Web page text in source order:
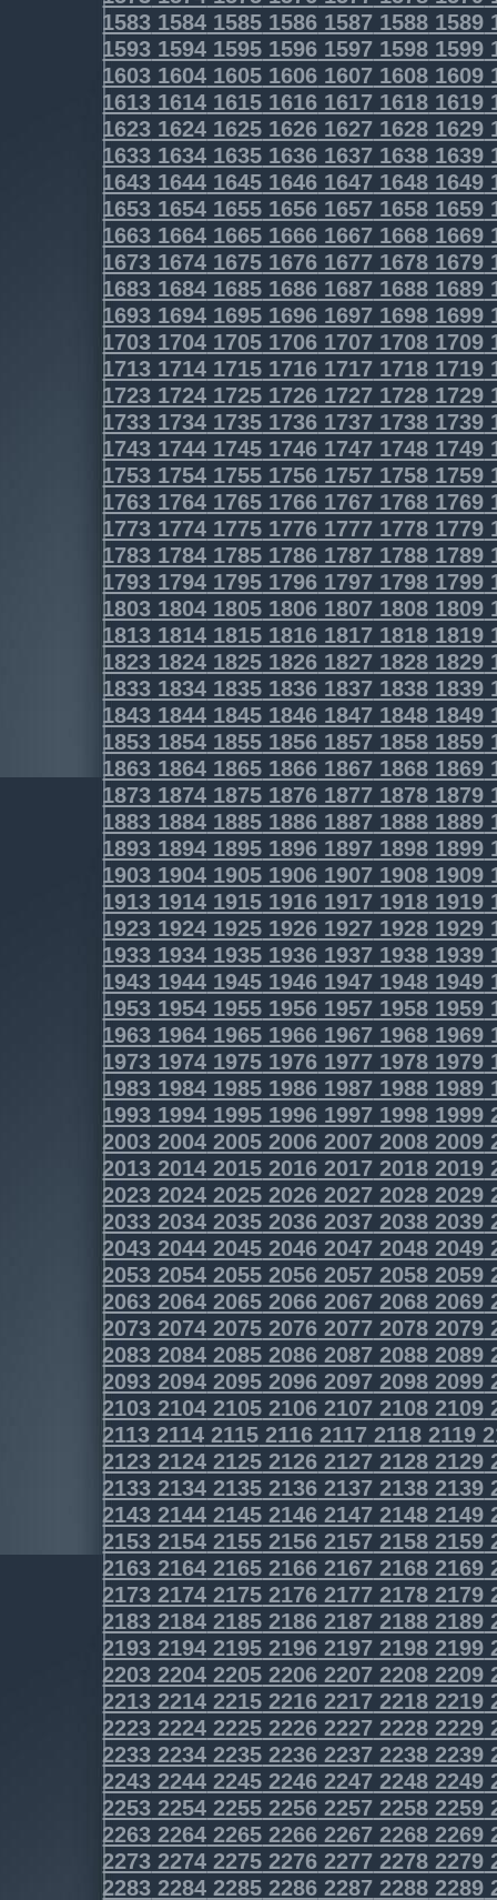
1583 1584 1585 1586 1587 1588 1589
1593 1594 1595 1596 1597 1598 1599
1603 1604 1605 1606 1607 1608 1609
1613 1614 1615 1616 1617 1618 1619
1623 1624 1625 1626 1627 1628 1629
1633 1634 1635 1636 1637 1638 1639
1643 1644 1645 1646 1647 1648 1649
1653 1654 1655 1656 1657 1658 1659
1663 1664 1665 1666 1667 1668 1669
1673 1674 1675 1676 1677 1678 1679
1683 1684 1685 1686 1687 1688 1689
1693 1694 1695 1696 1697 1698 1699
1703 1704 1705 1706 1707 1708 1709
1713 1714 1715 1716 1717 1718 1719
1723 1724 1725 1726 1727 1728 1729
1733 1734 1735 1736 1737 1738 1739
1743 1744 1745 1746 1747 1748 1749
1753 1754 1755 1756 1757 1758 1759
1763 1764 1765 1766 1767 1768 1769
1773 1774 1775 1776 1777 1778 1779
1783 1784 1785 1786 1787 1788 1789
1793 1794 1795 1796 1797 1798 1799
1803 1804 1805 1806 1807 1808 1809
1813 1814 1815 1816 1817 1818 1819
1823 1824 1825 1826 1827 1828 1829
1833 1834 1835 1836 1837 1838 1839
1843 1844 1845 1846 1847 1848 1849
1853 1854 1855 1856 1857 1858 1859
1863 1864 1865 1866 1867 1868 1869
1873 1874 1875 1876 1877 1878 1879
1883 1884 1885 1886 1887 1888 1889
1893 1894 1895 1896 1897 1898 1899
1903 1904 1905 1906 1907 1908 1909
1913 1914 1915 1916 1917 1918 1919
1923 1924 1925 1926 1927 1928 1929
1933 1934 1935 1936 1937 1938 1939
1943 1944 1945 1946 1947 1948 1949
1953 1954 1955 1956 1957 1958 1959
1963 1964 1965 1966 1967 1968 1969
1973 1974 1975 1976 1977 1978 1979
1983 1984 1985 1986 1987 1988 1989
1993 1994 1995 1996 1997 1998 1999
2003 2004 2005 2006 2007 2008 2009
2013 2014 2015 2016 2017 2018 2019
2023 2024 2025 2026 2027 2028 2029
2033 2034 2035 2036 2037 2038 2039
2043 2044 2045 2046 2047 2048 2049
2053 2054 2055 2056 2057 2058 2059
2063 2064 2065 2066 2067 2068 2069
2073 2074 2075 2076 2077 2078 2079
2083 2084 2085 2086 2087 2088 2089
2093 2094 2095 2096 2097 2098 2099
2103 2104 2105 2106 2107 2108 2109
2113 2114 2115 2116 2117 2118 2119
2123 2124 2125 2126 2127 2128 2129
2133 2134 2135 2136 2137 2138 2139
2143 2144 2145 2146 2147 2148 2149
2153 2154 2155 2156 2157 2158 2159
2163 2164 2165 2166 2167 2168 2169
2173 2174 2175 2176 2177 2178 2179
2183 2184 2185 2186 2187 2188 2189
2193 2194 2195 2196 2197 2198 2199
2203 2204 2205 2206 2207 2208 2209
2213 2214 2215 2216 2217 2218 2219
2223 2224 2225 2226 2227 2228 2229
2233 2234 2235 2236 2237 2238 2239
2243 2244 2245 2246 2247 2248 2249
2253 2254 2255 2256 2257 2258 2259
2263 2264 2265 2266 2267 2268 2269
2273 2274 2275 2276 2277 2278 2279
2283 2284 2285 2286 2287 2288 2289